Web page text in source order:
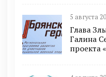
5 августа
Глава
Галина
проекта